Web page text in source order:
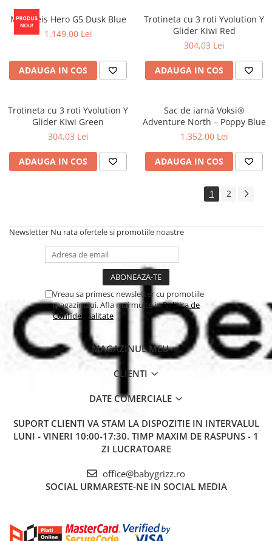
MiniMeis Hero G5 Dusk Blue
1.149,00 Lei
ADAUGA IN COS
Trotineta cu 3 roti Yvolution Y
Glider Kiwi Red
304,03 Lei
ADAUGA IN COS
Trotineta cu 3 roti Yvolution Y
Glider Kiwi Green
304,03 Lei
ADAUGA IN COS
Sac de iarnă Voksi®
Adventure North – Poppy Blue
1.352,00 Lei
ADAUGA IN COS
1 2
Newsletter Nu rata ofertele si promotiile noastre
Vreau sa primesc newsletter cu promotiile
magazinului. Afla mai multe inPolitica de
Confidentialitate
MAGAZINUL MEU
CLIENTI
DATE COMERCIALE
SUPORT CLIENTI VA STAM LA DISPOZITIE IN INTERVALUL
LUNI - VINERI 10:00-17:30. TIMP MAXIM DE RASPUNS - 1
ZI LUCRATOARE
office@babygrizz.ro
SOCIAL URMARESTE-NE IN SOCIAL MEDIA